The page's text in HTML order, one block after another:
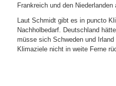
Frankreich und den Niederlanden
Laut Schmidt gibt es in puncto
Nachholbedarf. Deutschland
müsse sich Schweden und
Klimaziele nicht in weite Ferne